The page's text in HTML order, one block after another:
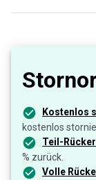
Kostenlos
kostenlos
Teil-
% zurück.
Volle